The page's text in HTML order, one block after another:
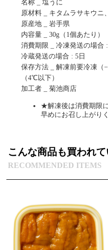
名称 _ 塩うに
原材料 _ キタムラサキウニ
原産地 _ 岩手県
内容量 _ 30g（1個あたり）
消費期限 _ 冷凍発送の場合
冷蔵発送の場合 : 5日
保存方法 _ 解凍前要冷凍
（4℃以下）
加工者 _ 菊池商店
★解凍後は消費期限
早めにお召し上がり
RECOMMENDED ITEMS
こんな商品も買われ